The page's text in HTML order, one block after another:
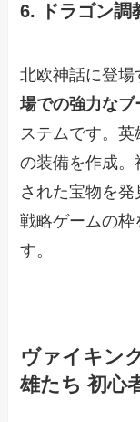
6. ドラゴン調
北欧神話に登
場での強力な
ステムです。
の装備を作成
された宝物を
戦略ゲームの枠
す。
ヴァイキン
雄たち 初心